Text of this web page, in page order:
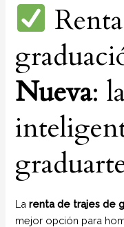
Nueva:
Larenta de trajes de
mejor opción para